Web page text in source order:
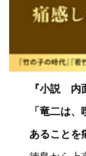
『小説 内
「竜二は
あることを